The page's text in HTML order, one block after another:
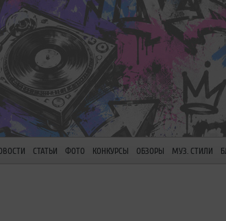
СТАТЬИ ФОТО КОНКУРСЫ ОБЗОРЫ МУЗ. СТИЛИ